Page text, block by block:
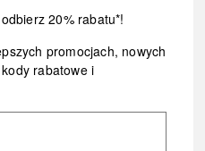
20% rabatu*!
promocjach, nowych
rabatowe i